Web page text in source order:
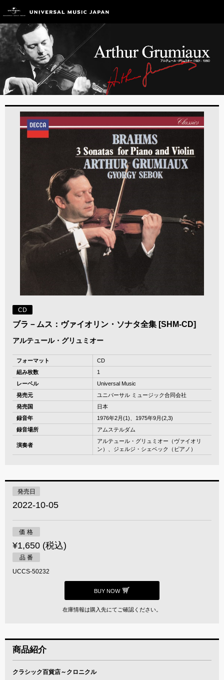
CD
ブラ－ムス：ヴァイオリン・ソナタ全集 [SHM-CD]
アルテュール・グリュミオー
フォーマット
CD
組み枚数
1
レーベル
Universal Music
発売元
ユニバーサル ミュージック合同会社
発売国
日本
録音年
1976年2月(1)、1975年9月(2,3)
録音場所
アムステルダム
演奏者
アルテュール・グリュミオー（ヴァイオリ
ン）、ジェルジ・シェベック（ピアノ）
発売日
2022-10-05
価 格
¥1,650 (税込)
品 番
UCCS-50232
BUY NOW
在庫情報は購入先にてご確認ください。
商品紹介
クラシック百貨店～クロニクル